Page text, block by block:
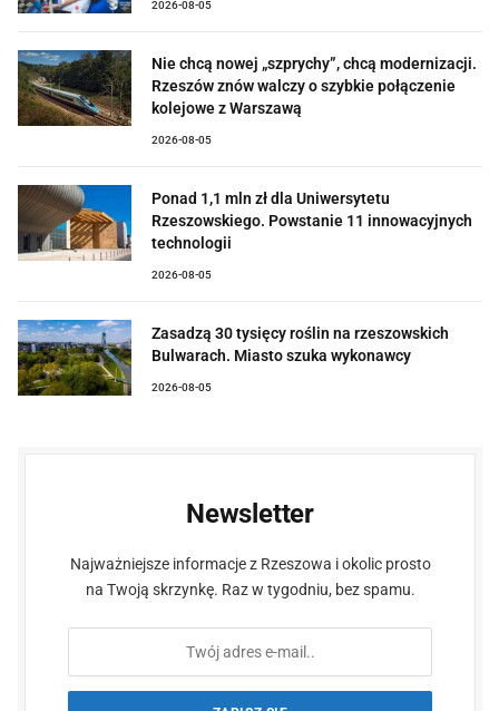
2026-08-05
Nie chcą nowej „szprychy”, chcą modernizacji.
Rzeszów znów walczy o szybkie połączenie
kolejowe z Warszawą
2026-08-05
Ponad 1,1 mln zł dla Uniwersytetu
Rzeszowskiego. Powstanie 11 innowacyjnych
technologii
2026-08-05
Zasadzą 30 tysięcy roślin na rzeszowskich
Bulwarach. Miasto szuka wykonawcy
2026-08-05
Newsletter
Najważniejsze informacje z Rzeszowa i okolic prosto
na Twoją skrzynkę. Raz w tygodniu, bez spamu.